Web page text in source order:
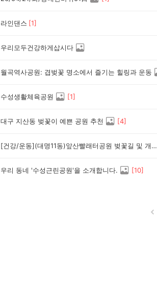
라인댄스 [1]
우리모두건강하게삽시다
월곡역사공원: 겹벚꽃 명소에서 즐기는 힐링과 운동
수성생활체육공원 [1]
대구 지산동 벚꽃이 예쁜 공원 추천 [4]
[건강/운동](대명11동)앞산빨래터공원 벚꽃길 및 개나리꽃길
우리 동네 '수성근린공원'을 소개합니다. [10]